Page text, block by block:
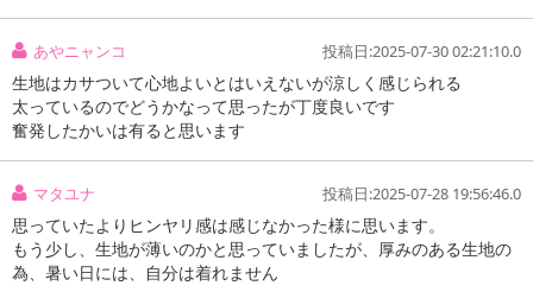
・便利な防汚機能(ANTIFOULING）
・防虫加工（EULAN）
あやニャンコ 投稿日:2025-07-30 02:21:10.0
生地はカサついて心地よいとはいえないが涼しく感じられる
太っているのでどうかなって思ったが丁度良いです
奮発したかいは有ると思います
マタユナ 投稿日:2025-07-28 19:56:46.0
思っていたよりヒンヤリ感は感じなかった様に思います。
もう少し、生地が薄いのかと思っていましたが、厚みのある生地の
為、暑い日には、自分は着れません